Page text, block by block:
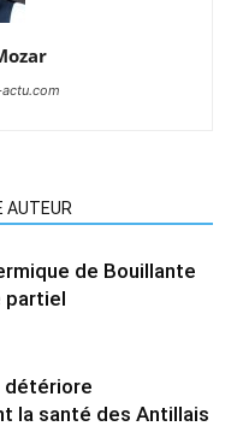
AUTEUR
de Bouillante
partiel
détériore
la santé des Antillais